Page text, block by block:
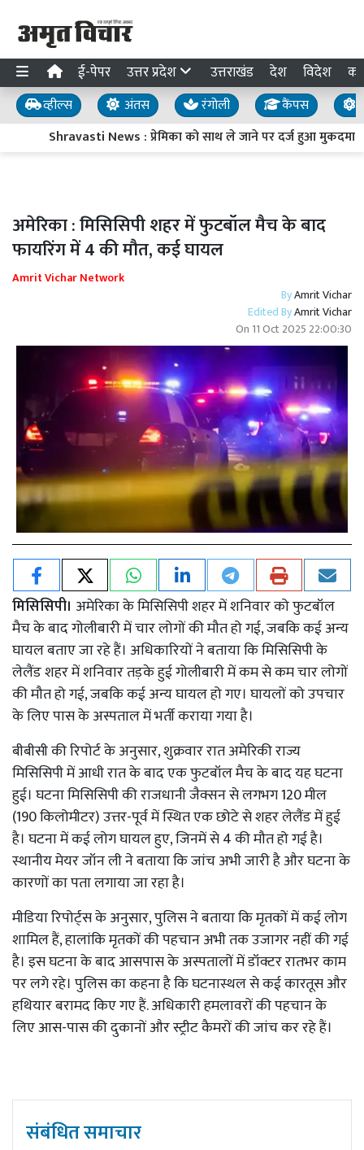
ई-पेपर उत्तर प्रदेश उत्तराखंड देश विदेश
व्हील्स अंतस रंगोली कैंपस
Shravasti News : प्रेमिका को साथ ले जाने पर दर्ज हुआ मुकदमा, तो
अमेरिका : मिसिसिपी शहर में फुटबॉल मैच के बाद
फायरिंग में 4 की मौत, कई घायल
Amrit Vichar Network
ByAmrit Vichar
Edited ByAmrit Vichar
On 11 Oct 2025 22:00:30
मिसिसिपी। अमेरिका के मिसिसिपी शहर में शनिवार को फुटबॉल
मैच के बाद गोलीबारी में चार लोगों की मौत हो गई, जबकि कई अन्य
घायल बताए जा रहे हैं। अधिकारियों ने बताया कि मिसिसिपी के
लेलैंड शहर में शनिवार तड़के हुई गोलीबारी में कम से कम चार लोगों
की मौत हो गई, जबकि कई अन्य घायल हो गए। घायलों को उपचार
के लिए पास के अस्पताल में भर्ती कराया गया है।
बीबीसी की रिपोर्ट के अनुसार, शुक्रवार रात अमेरिकी राज्य
मिसिसिपी में आधी रात के बाद एक फुटबॉल मैच के बाद यह घटना
हुई। घटना मिसिसिपी की राजधानी जैक्सन से लगभग 120 मील
(190 किलोमीटर) उत्तर-पूर्व में स्थित एक छोटे से शहर लेलैंड में हुई
है। घटना में कई लोग घायल हुए, जिनमें से 4 की मौत हो गई है।
स्थानीय मेयर जॉन ली ने बताया कि जांच अभी जारी है और घटना के
कारणों का पता लगाया जा रहा है।
मीडिया रिपोर्ट्स के अनुसार, पुलिस ने बताया कि मृतकों में कई लोग
शामिल हैं, हालांकि मृतकों की पहचान अभी तक उजागर नहीं की गई
है। इस घटना के बाद आसपास के अस्पतालों में डॉक्टर रातभर काम
पर लगे रहे। पुलिस का कहना है कि घटनास्थल से कई कारतूस और
हथियार बरामद किए गए हैं. अधिकारी हमलावरों की पहचान के
लिए आस-पास की दुकानों और स्ट्रीट कैमरों की जांच कर रहे हैं।
संबंधित समाचार